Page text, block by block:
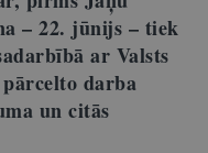
– 22. jūnijs – tiek
ar Valsts
darba
un citās